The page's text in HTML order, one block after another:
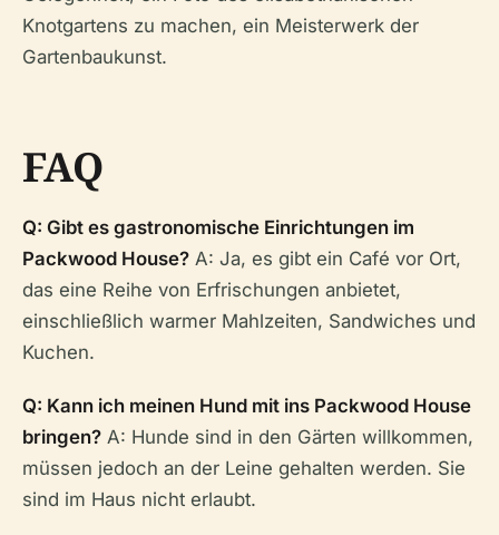
Knotgartens zu machen, ein Meisterwerk der
Gartenbaukunst.
FAQ
Q: Gibt es gastronomische Einrichtungen im
Packwood House? A: Ja, es gibt ein Café vor Ort,
das eine Reihe von Erfrischungen anbietet,
einschließlich warmer Mahlzeiten, Sandwiches und
Kuchen.
Q: Kann ich meinen Hund mit ins Packwood House
bringen? A: Hunde sind in den Gärten willkommen,
müssen jedoch an der Leine gehalten werden. Sie
sind im Haus nicht erlaubt.